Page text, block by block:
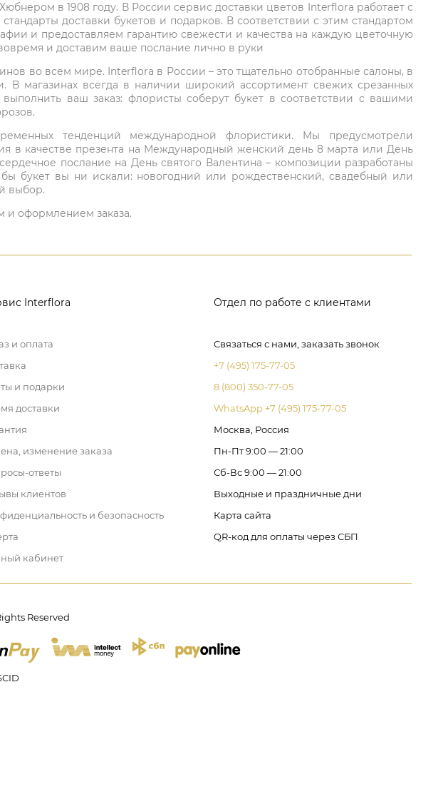
в 1908 году. В России сервис доставки цветов Interflora работает с
доставки букетов и подарков. В соответствии с этим стандартом
и предоставляем гарантию свежести и качества на каждую цветочную
и доставим ваше послание лично в руки
во всем мире. Interflora в России – это тщательно отобранные салоны, в
магазинах всегда в наличии широкий ассортимент свежих срезанных
ваш заказ: флористы соберут букет в соответствии с вашими
тенденций международной флористики. Мы предусмотрели
в качестве презента на Международный женский день 8 марта или День
послание на День святого Валентина – композиции разработаны
букет вы ни искали: новогодний или рождественский, свадебный или
выбор.
и оформлением заказа.
Interflora
и оплата
и подарки
доставки
изменение заказа
ответы
клиентов
и безопасность
кабинет
Отдел по работе с клиентами
Связаться с нами, заказать звонок
+7 (495) 175-77-05
8 (800) 350-77-05
WhatsApp +7 (495) 175-77-05
Москва, Россия
Пн-Пт 9:00 — 21:00
Сб-Вс 9:00 — 21:00
Выходные и праздничные дни
Карта сайта
QR-код для оплаты через СБП
Reserved